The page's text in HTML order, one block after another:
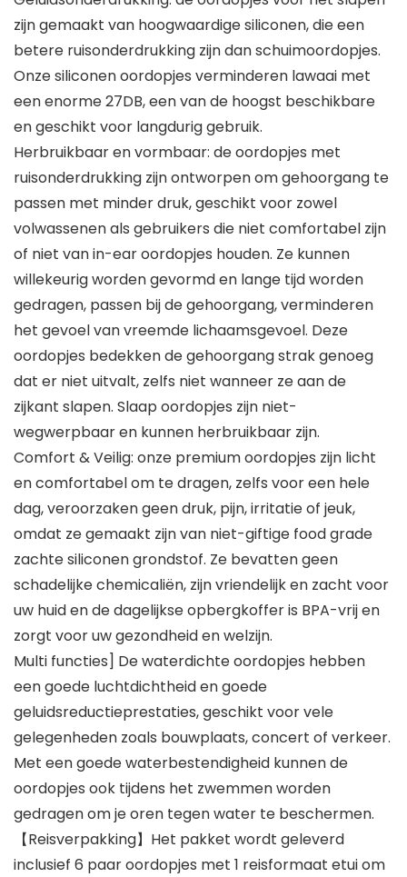
zijn gemaakt van hoogwaardige siliconen, die een
betere ruisonderdrukking zijn dan schuimoordopjes.
Onze siliconen oordopjes verminderen lawaai met
een enorme 27DB, een van de hoogst beschikbare
en geschikt voor langdurig gebruik.
Herbruikbaar en vormbaar: de oordopjes met
ruisonderdrukking zijn ontworpen om gehoorgang te
passen met minder druk, geschikt voor zowel
volwassenen als gebruikers die niet comfortabel zijn
of niet van in-ear oordopjes houden. Ze kunnen
willekeurig worden gevormd en lange tijd worden
gedragen, passen bij de gehoorgang, verminderen
het gevoel van vreemde lichaamsgevoel. Deze
oordopjes bedekken de gehoorgang strak genoeg
dat er niet uitvalt, zelfs niet wanneer ze aan de
zijkant slapen. Slaap oordopjes zijn niet-
wegwerpbaar en kunnen herbruikbaar zijn.
Comfort & Veilig: onze premium oordopjes zijn licht
en comfortabel om te dragen, zelfs voor een hele
dag, veroorzaken geen druk, pijn, irritatie of jeuk,
omdat ze gemaakt zijn van niet-giftige food grade
zachte siliconen grondstof. Ze bevatten geen
schadelijke chemicaliën, zijn vriendelijk en zacht voor
uw huid en de dagelijkse opbergkoffer is BPA-vrij en
zorgt voor uw gezondheid en welzijn.
Multi functies] De waterdichte oordopjes hebben
een goede luchtdichtheid en goede
geluidsreductieprestaties, geschikt voor vele
gelegenheden zoals bouwplaats, concert of verkeer.
Met een goede waterbestendigheid kunnen de
oordopjes ook tijdens het zwemmen worden
gedragen om je oren tegen water te beschermen.
【Reisverpakking】Het pakket wordt geleverd
inclusief 6 paar oordopjes met 1 reisformaat etui om